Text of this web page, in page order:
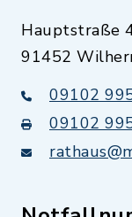
Hauptstraße
91452
09102
09102